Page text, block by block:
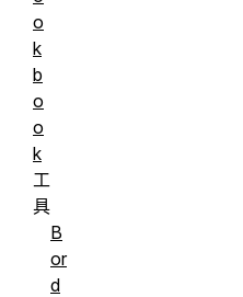
o
k
b
o
o
k
工
具
B
or
d